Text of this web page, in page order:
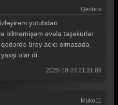
Qeribov
yutubdan
bilməmişəm əvəla təşəkurlər
ürəy acici olmasada
olar di
2025-10-23 21:31:09
Muko11